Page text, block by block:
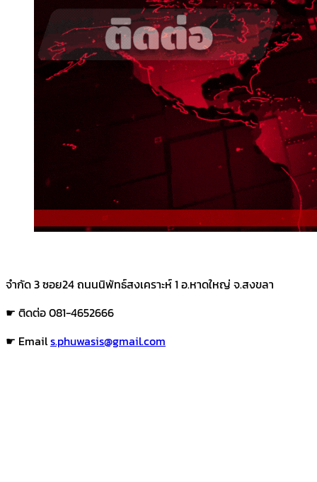
จำกัด 3 ซอย24 ถนนนิพัทธ์สงเคราะห์ 1 อ.หาดใหญ่ จ.สงขลา
☛ ติดต่อ 081-4652666
☛ Emails.phuwasis@gmail.com